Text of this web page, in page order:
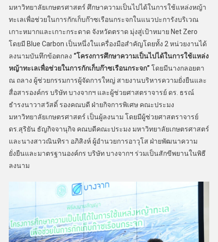
มหาวิทยาลัยเกษตรศาสตร์ ศึกษาความเป็นไปได้ในการใช้แหล่งหญ้า
ทะเลเพื่อช่วยในการกักเก็บก๊าซเรือนกระจกในแนวปะการังบริเวณ
เกาะหมากและเกาะกระดาด จังหวัดตราด มุ่งสู่เป้าหมาย Net Zero
โดยมี Blue Carbon เป็นหนึ่งในเครื่องมือสำคัญโดยทั้ง 2 หน่วยงานได้
ลงนามบันทึกข้อตกลง “โครงการศึกษาความเป็นไปได้ในการใช้แหล่ง
หญ้าทะเลเพื่อช่วยในการกักเก็บก๊าซเรือนกระจก” โดยมีนางกลอยตา
ณ ถลาง ผู้ช่วยกรรมการผู้จัดการใหญ่ สายงานบริหารความยั่งยืนและ
สื่อสารองค์กร บริษัท บางจากฯ และผู้ช่วยศาสตราจารย์ ดร. ธรณ์
ธำรงนาวาสวัสดิ์ รองคณบดี ฝ่ายกิจการพิเศษ คณะประมง
มหาวิทยาลัยเกษตรศาสตร์ เป็นผู้ลงนาม โดยมีผู้ช่วยศาสตราจารย์
ดร.สุริยัน ธัญกิจจานุกิจ คณบดีคณะประมง มหาวิทยาลัยเกษตรศาสตร์
และนางสาวณินทิรา อภิสิงห์ ผู้อำนวยการอาวุโส ฝ่ายพัฒนาความ
ยั่งยืนและมาตรฐานองค์กร บริษัท บางจากฯ ร่วมเป็นสักขีพยานในพิธี
ลงนาม